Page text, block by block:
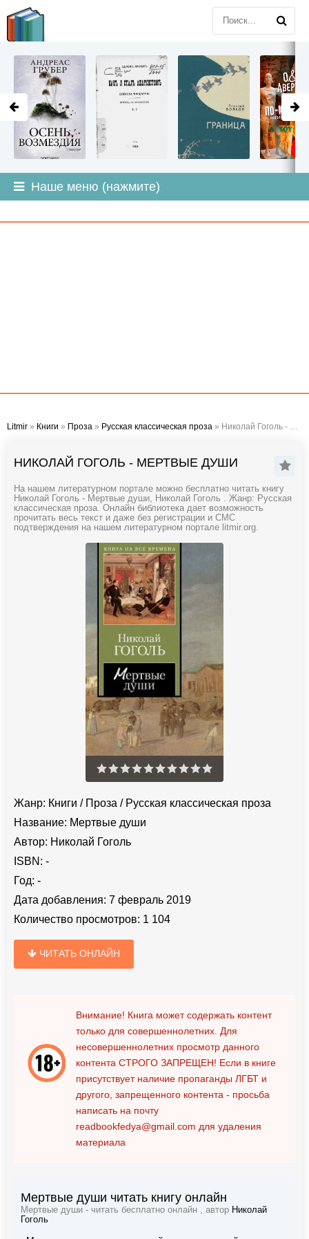
Наше меню (нажмите)
Litmir » Книги » Проза » Русская классическая проза » Николай Гоголь - Мертвые души
НИКОЛАЙ ГОГОЛЬ - МЕРТВЫЕ ДУШИ
На нашем литературном портале можно бесплатно читать книгу
Николай Гоголь - Мертвые души, Николай Гоголь . Жанр: Русская
классическая проза. Онлайн библиотека дает возможность
прочитать весь текст и даже без регистрации и СМС
подтверждения на нашем литературном портале litmir.org.
Жанр: Книги / Проза / Русская классическая проза
Название: Мертвые души
Автор: Николай Гоголь
ISBN: -
Год: -
Дата добавления: 7 февраль 2019
Количество просмотров: 1 104
ЧИТАТЬ ОНЛАЙН
Внимание! Книга может содержать контент
только для совершеннолетних. Для
несовершеннолетних просмотр данного
контента СТРОГО ЗАПРЕЩЕН! Если в книге
присутствует наличие пропаганды ЛГБТ и
другого, запрещенного контента - просьба
написать на почту
readbookfedya@gmail.com для удаления
материала
Мертвые души читать книгу онлайн
Мертвые души - читать бесплатно онлайн , автор Николай
Гоголь
LITMIR.ORG